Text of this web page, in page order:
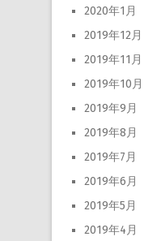
2020年1月
2019年12月
2019年11月
2019年10月
2019年9月
2019年8月
2019年7月
2019年6月
2019年5月
2019年4月